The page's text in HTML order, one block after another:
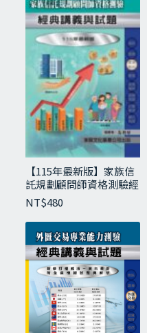
【115年最新版】家族信
託規劃顧問師資格測驗經
典講義與試題
NT$480